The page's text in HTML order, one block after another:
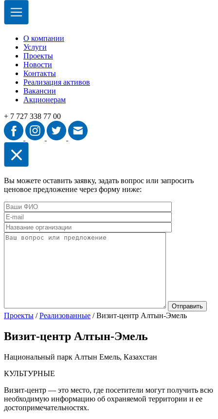
О компании
Услуги
Проекты
Новости
Контакты
Реализация активов
Вакансии
Акционерам
+ 7 727 338 77 00
Вы можете оставить заявку, задать вопрос или запросить
ценовое предложение через форму ниже:
Проекты /Реализованные /Визит-центр Алтын-Эмель
Визит-центр Алтын-Эмель
Национальный парк Алтын Емель, Казахстан
КУЛЬТУРНЫЕ
Визит-центр — это место, где посетители могут получить всю
необходимую информацию об охраняемой территории и ее
достопримечательностях.